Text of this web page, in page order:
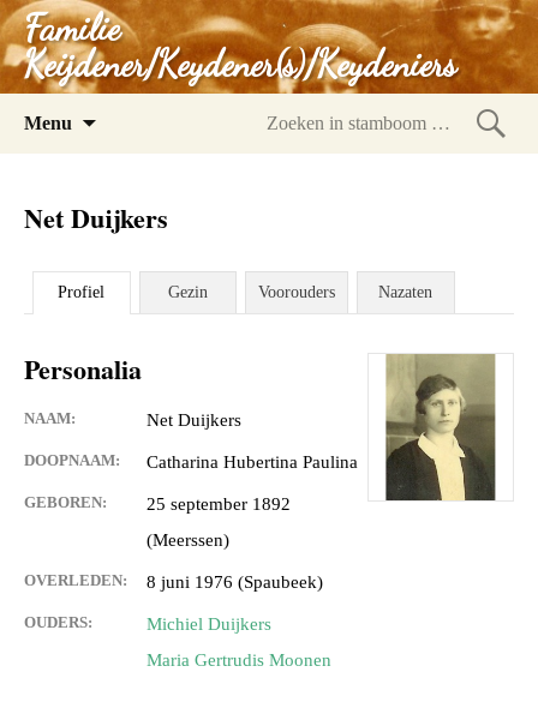
Familie
Keijdener/Keydener(s)/Keydeniers
Menu
Net Duijkers
Profiel Gezin Voorouders Nazaten
Personalia
NAAM: Net Duijkers
DOOPNAAM: Catharina Hubertina Paulina
GEBOREN:
25 september 1892
(Meerssen)
OVERLEDEN: 8 juni 1976 (Spaubeek)
OUDERS:
Michiel Duijkers
Maria Gertrudis Moonen